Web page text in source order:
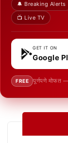
🔔 Breaking Alerts
📺 Live TV
GET IT ON
Google
FREE पूर्णपणे मोफत